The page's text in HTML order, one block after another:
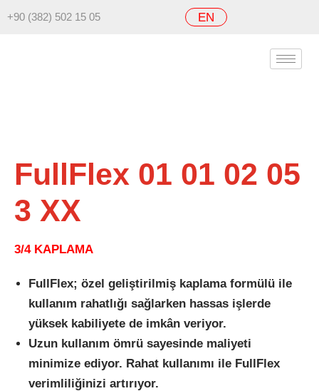
+90 (382) 502 15 05 EN
FullFlex 01 01 02 05
3 XX
3/4 KAPLAMA
FullFlex; özel geliştirilmiş kaplama formülü ile
kullanım rahatlığı sağlarken hassas işlerde
yüksek kabiliyete de imkân veriyor.
Uzun kullanım ömrü sayesinde maliyeti
minimize ediyor. Rahat kullanımı ile FullFlex
verimliliğinizi artırıyor.